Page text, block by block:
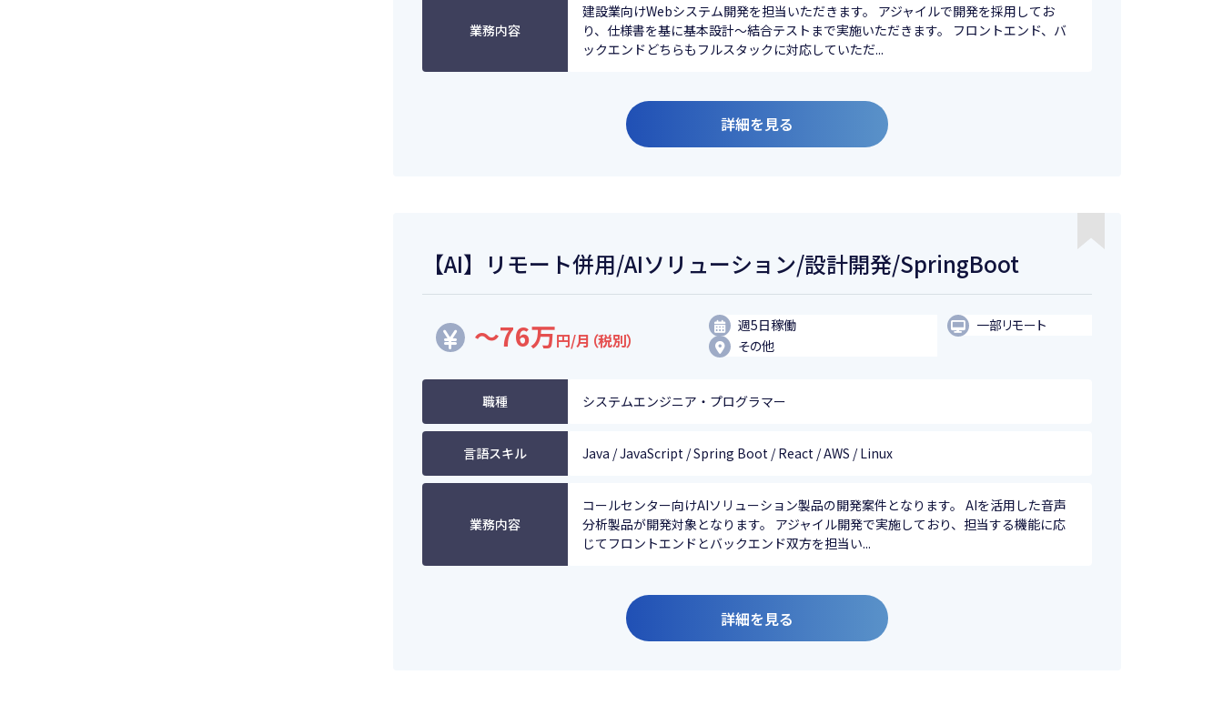
業務内容
建設業向けWebシステム開発を担当いただきます。 アジャイルで開発を採用してお
り、仕様書を基に基本設計～結合テストまで実施いただきます。 フロントエンド、バ
ックエンドどちらもフルスタックに対応していただ...
詳細を見る
【AI】リモート併用/AIソリューション/設計開発/SpringBoot
～76万円/月（税別）
週5日稼働
一部リモート
その他
職種 システムエンジニア・プログラマー
言語スキル Java / JavaScript / Spring Boot / React / AWS / Linux
業務内容
コールセンター向けAIソリューション製品の開発案件となります。 AIを活用した音声
分析製品が開発対象となります。 アジャイル開発で実施しており、担当する機能に応
じてフロントエンドとバックエンド双方を担当い...
詳細を見る